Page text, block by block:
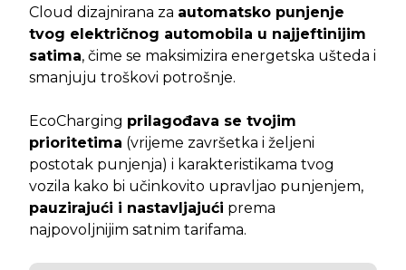
Cloud dizajnirana za automatsko punjenje
tvog električnog automobila u najjeftinijim
satima, čime se maksimizira energetska ušteda i
smanjuju troškovi potrošnje.
EcoCharging prilagođava se tvojim
prioritetima (vrijeme završetka i željeni
postotak punjenja) i karakteristikama tvog
vozila kako bi učinkovito upravljao punjenjem,
pauzirajući i nastavljajući prema
najpovoljnijim satnim tarifama.